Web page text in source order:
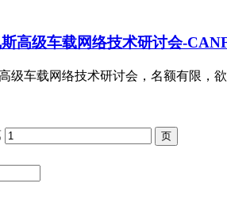
高级车载网络技术研讨会-
级车载网络技术研讨会，名额有限，